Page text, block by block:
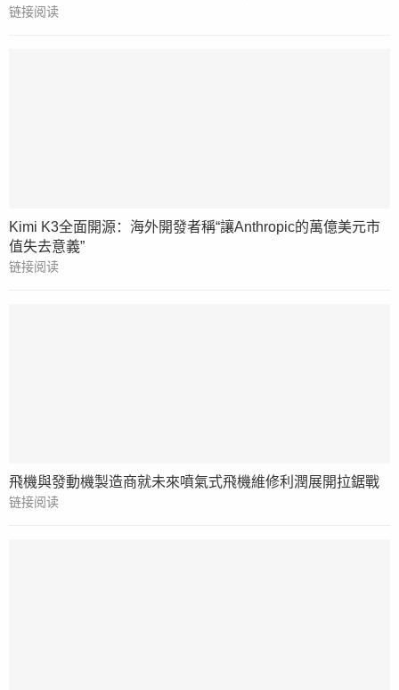
链接阅读
Kimi K3全面開源：海外開發者稱“讓Anthropic的萬億美元市
值失去意義”
链接阅读
飛機與發動機製造商就未來噴氣式飛機維修利潤展開拉鋸戰
链接阅读